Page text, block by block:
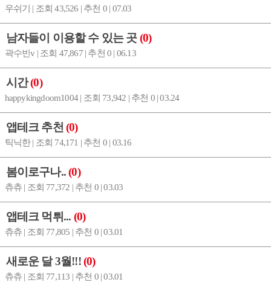
우쉬기 | 조회 43,526 | 추천 0 | 07.03
남자들이 이용할 수 있는 곳(0)
곽수빈v | 조회 47,867 | 추천 0 | 06.13
시간(0)
happykingdoom1004 | 조회 73,942 | 추천 0 | 03.24
앱테크 추천 (0)
틱닉한 | 조회 74,171 | 추천 0 | 03.16
봄이로구나..(0)
츄츄 | 조회 77,372 | 추천 0 | 03.03
앱테크 먹튀... (0)
츄츄 | 조회 77,805 | 추천 0 | 03.01
새로운 달 3월!!!(0)
츄츄 | 조회 77,113 | 추천 0 | 03.01